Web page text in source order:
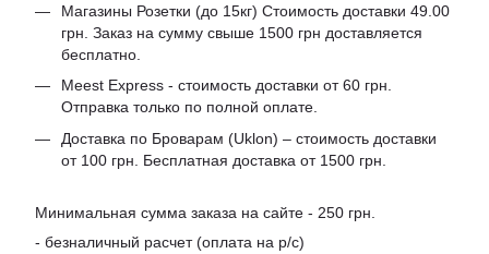
Магазины Розетки (до 15кг) Стоимость доставки 49.00
грн. Заказ на сумму свыше 1500 грн доставляется
бесплатно.
Meest Express - стоимость доставки от 60 грн.
Отправка только по полной оплате.
Доставка по Броварам (Uklon) – стоимость доставки
от 100 грн. Бесплатная доставка от 1500 грн.
Минимальная сумма заказа на сайте - 250 грн.
- безналичный расчет (оплата на р/с)